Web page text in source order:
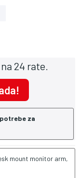
na 24 rate.
potrebe za
mount monitor arm,